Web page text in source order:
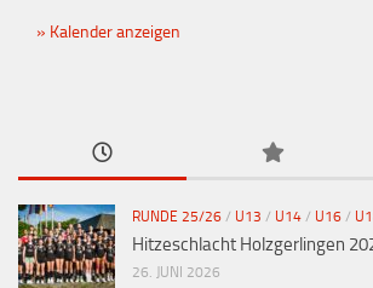
Kalender anzeigen
RUNDE 25/26 / U13 / U14 / U16 /
Hitzeschlacht Holzgerlingen
26. JUNI 2026